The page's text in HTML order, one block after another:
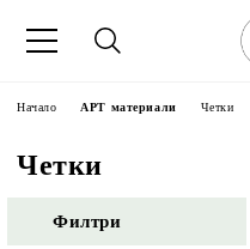
Начало АРТ материали Четки
Четки
Филтри